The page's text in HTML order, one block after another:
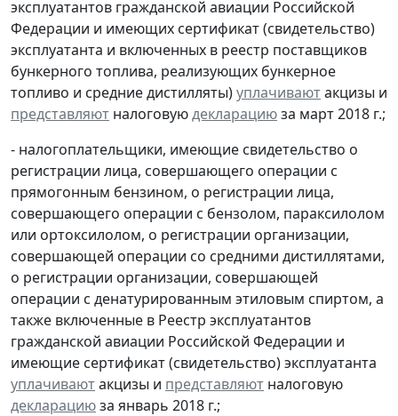
эксплуатантов гражданской авиации Российской
Федерации и имеющих сертификат (свидетельство)
эксплуатанта и включенных в реестр поставщиков
бункерного топлива, реализующих бункерное
топливо и средние дистилляты)уплачиваютакцизы и
представляют налоговуюдекларациюза март 2018 г.;
- налогоплательщики, имеющие свидетельство о
регистрации лица, совершающего операции с
прямогонным бензином, о регистрации лица,
совершающего операции с бензолом, параксилолом
или ортоксилолом, о регистрации организации,
совершающей операции со средними дистиллятами,
о регистрации организации, совершающей
операции с денатурированным этиловым спиртом, а
также включенные в Реестр эксплуатантов
гражданской авиации Российской Федерации и
имеющие сертификат (свидетельство) эксплуатанта
уплачиваютакцизы и представляют налоговую
декларациюза январь 2018 г.;